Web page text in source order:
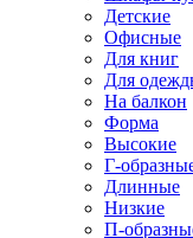
Детские
Офисные
Для книг
Для
На балкон
Форма
Высокие
Г-
Длинные
Низкие
П-